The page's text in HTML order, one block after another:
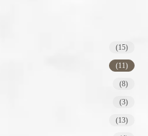
(15)
(11)
(8)
(3)
(13)